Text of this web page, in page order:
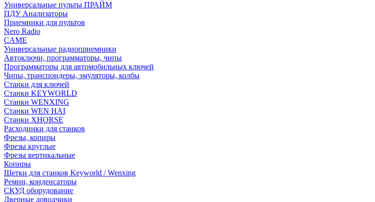
Универсальные пульты ПРАЙМ
ПДУ Анализаторы
Приемники для пультов
Nero Radio
CAME
Универсальные радиоприемники
Автоключи, программаторы, чипы
Программаторы для автомобильных ключей
Чипы, транспондеры, эмуляторы, колбы
Станки для ключей
Станки KEYWORLD
Станки WENXING
Станки WEN HAI
Станки XHORSE
Расходники для станков
Фрезы, копиры
Фрезы круглые
Фрезы вертикальные
Копиры
Щетки для станков Keyworld / Wenxing
Ремни, конденсаторы
СКУД оборудование
Дверные доводчики